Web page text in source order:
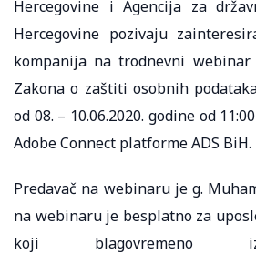
Hercegovine i Agencija za
Hercegovine pozivaju
kompanija na trodnevni
Zakona o zaštiti osobnih
od 08. – 10.06.2020. godine od
Adobe Connect platforme ADS BiH.
Predavač na webinaru je g.
na webinaru je besplatno za
koji blagovremeno